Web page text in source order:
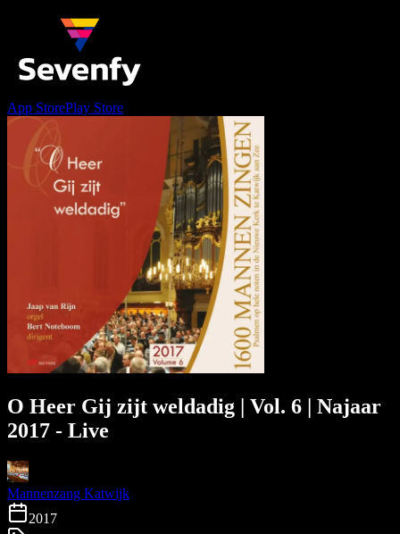
App StorePlay Store
O Heer Gij zijt weldadig | Vol. 6 | Najaar
2017 - Live
Mannenzang Katwijk
2017